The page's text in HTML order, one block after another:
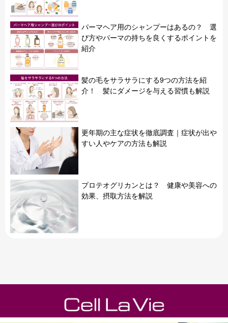
パーマヘア用のシャンプーはあるの？ 選
び方やパーマの持ちを良くするポイントを
紹介
髪の毛をサラサラにする9つの方法を紹
介！ 髪にダメージを与える習慣も解説
更年期の主な症状を徹底調査｜症状が出や
すい人やケアの方法も解説
プロテオグリカンとは？ 健康や美容への
効果、摂取方法を解説